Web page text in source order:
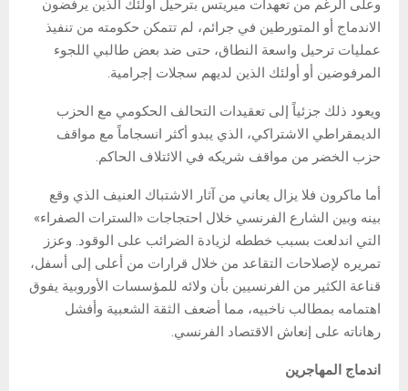
وعلى الرغم من تعهدات ميريتس بترحيل أولئك الذين يرفضون
الاندماج أو المتورطين في جرائم، لم تتمكن حكومته من تنفيذ
عمليات ترحيل واسعة النطاق، حتى ضد بعض طالبي اللجوء
المرفوضين أو أولئك الذين لديهم سجلات إجرامية.
ويعود ذلك جزئياً إلى تعقيدات التحالف الحكومي مع الحزب
الديمقراطي الاشتراكي، الذي يبدو أكثر انسجاماً مع مواقف
حزب الخضر من مواقف شريكه في الائتلاف الحاكم.
أما ماكرون فلا يزال يعاني من آثار الاشتباك العنيف الذي وقع
بينه وبين الشارع الفرنسي خلال احتجاجات «السترات الصفراء»
التي اندلعت بسبب خططه لزيادة الضرائب على الوقود. وعزز
تمريره لإصلاحات التقاعد من خلال قرارات من أعلى إلى أسفل،
قناعة الكثير من الفرنسيين بأن ولائه للمؤسسات الأوروبية يفوق
اهتمامه بمطالب ناخبيه، مما أضعف الثقة الشعبية وأفشل
رهاناته على إنعاش الاقتصاد الفرنسي.
اندماج المهاجرين